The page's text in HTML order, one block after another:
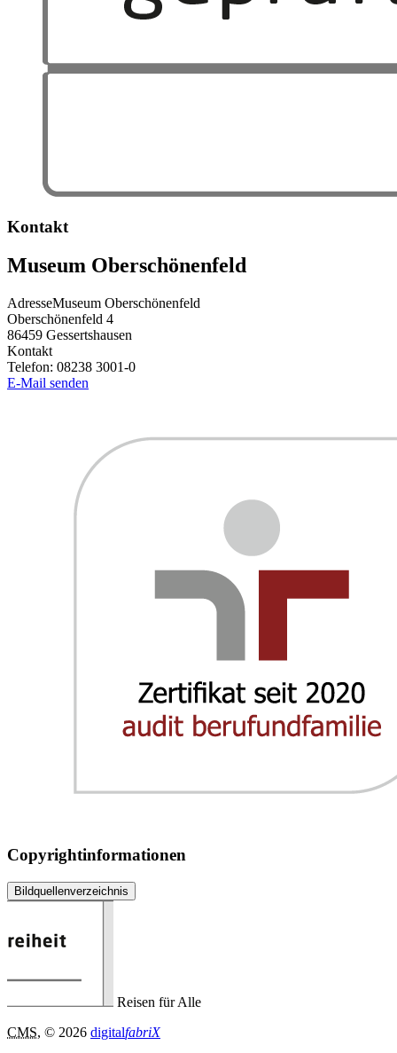
Kontakt
Museum Oberschönenfeld
AdresseMuseum Oberschönenfeld
Oberschönenfeld 4
86459 Gessertshausen
Kontakt
Telefon: 08238 3001-0
E-Mail senden
Copyrightinformationen
Bildquellenverzeichnis
Reisen für Alle
CMS, © 2026 digitalfabriX